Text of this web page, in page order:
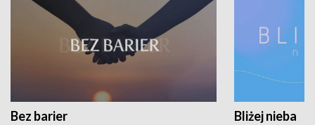
Bez barier Bliżej nieba